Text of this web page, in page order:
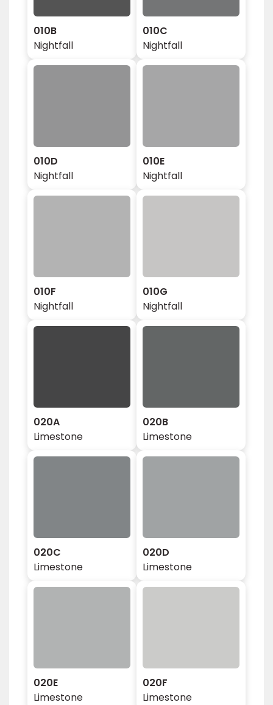
010B
Nightfall
010C
Nightfall
010D
Nightfall
010E
Nightfall
010F
Nightfall
010G
Nightfall
020A
Limestone
020B
Limestone
020C
Limestone
020D
Limestone
020E
Limestone
020F
Limestone